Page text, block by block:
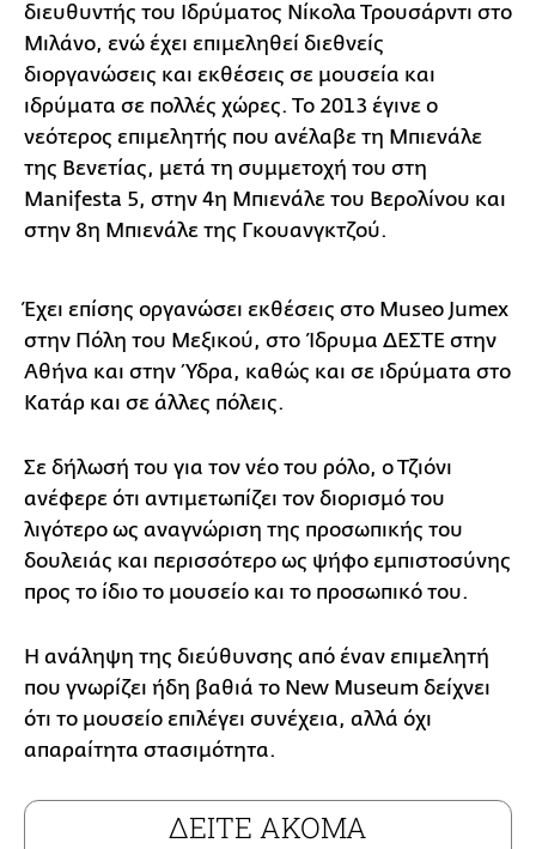
διευθυντής του Ιδρύματος Νίκολα Τρουσάρντι στο
Μιλάνο, ενώ έχει επιμεληθεί διεθνείς
διοργανώσεις και εκθέσεις σε μουσεία και
ιδρύματα σε πολλές χώρες. Το 2013 έγινε ο
νεότερος επιμελητής που ανέλαβε τη Μπιενάλε
της Βενετίας, μετά τη συμμετοχή του στη
Manifesta 5, στην 4η Μπιενάλε του Βερολίνου και
στην 8η Μπιενάλε της Γκουανγκτζού.
Έχει επίσης οργανώσει εκθέσεις στο Museo Jumex
στην Πόλη του Μεξικού, στο Ίδρυμα ΔΕΣΤΕ στην
Αθήνα και στην Ύδρα, καθώς και σε ιδρύματα στο
Κατάρ και σε άλλες πόλεις.
Σε δήλωσή του για τον νέο του ρόλο, ο Τζιόνι
ανέφερε ότι αντιμετωπίζει τον διορισμό του
λιγότερο ως αναγνώριση της προσωπικής του
δουλειάς και περισσότερο ως ψήφο εμπιστοσύνης
προς το ίδιο το μουσείο και το προσωπικό του.
Η ανάληψη της διεύθυνσης από έναν επιμελητή
που γνωρίζει ήδη βαθιά το New Museum δείχνει
ότι το μουσείο επιλέγει συνέχεια, αλλά όχι
απαραίτητα στασιμότητα.
ΔΕΙΤΕ ΑΚΟΜΑ